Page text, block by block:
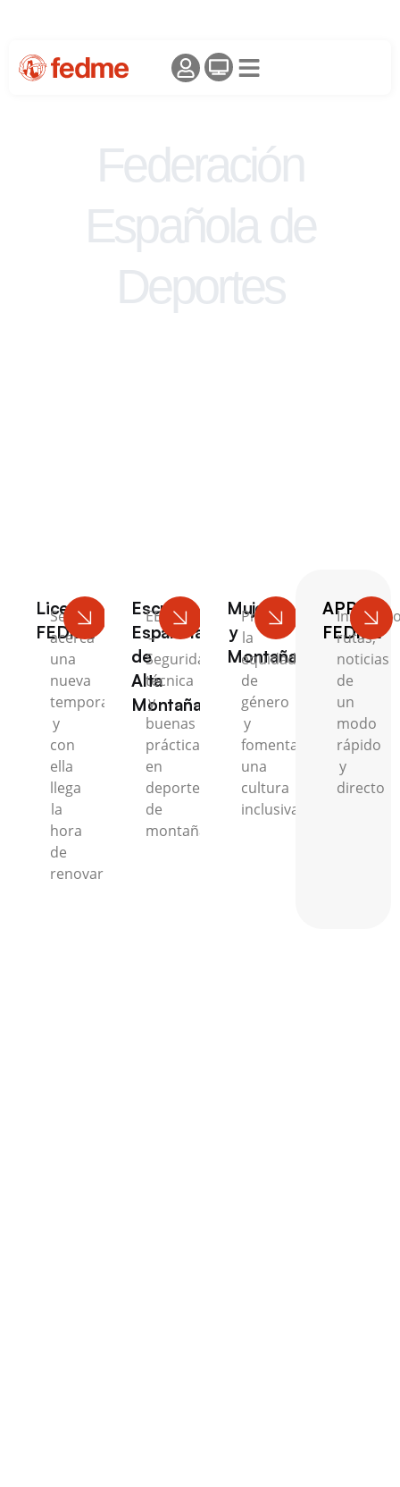
Federación
Española de
Deportes
Licencia
FEDME
Se
acerca
una
nueva
temporada
y
con
ella
llega
la
hora
de
renovar.
Escuela
Española
de
Alta
Montaña
EEAM
–
Seguridad,
técnica
y
buenas
prácticas
en
deportes
de
montaña.
Mujer
y
Montaña
Promovemos
la
equidad
de
género
y
fomentamos
una
cultura
inclusiva.
APP
FEDME
rutas,
noticias
de
un
modo
rápido
y
directo